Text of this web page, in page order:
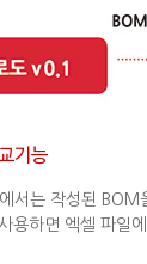
기능
서는 작성된 BOM
용하면 엑셀 파일